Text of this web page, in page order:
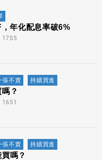
年化配息率破6%
1755
張不賣 持續買進
？
1651
張不賣 持續買進
嗎？